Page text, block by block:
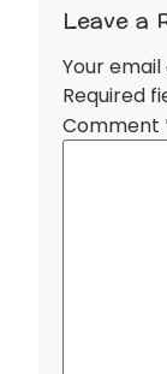
Leave a
Your
Required
Comment